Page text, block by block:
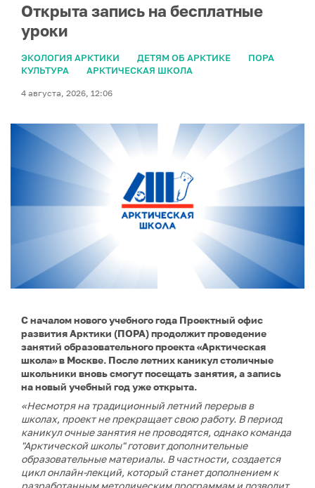
Открыта запись на бесплатные
уроки
ЭКОЛОГИЯ АРКТИКИ ДЕТЯМ ОБ АРКТИКЕ
ПОРА
КУЛЬТУРА
АРКТИЧЕСКАЯ ШКОЛА
4 августа, 2026, 12:06
С началом нового учебного года Проектный офис
развития Арктики (ПОРА) продолжит проведение
занятий образовательного проекта «Арктическая
школа» в Москве. После летних каникул столичные
школьники вновь смогут посещать занятия, а запись
на новый учебный год уже открыта.
«Несмотря на традиционный летний перерыв в
школах, проект не прекращает свою работу. В период
каникул очные занятия не проводятся, однако команда
"Арктической школы" готовит дополнительные
образовательные материалы. В частности, создается
цикл онлайн-лекций, который станет дополнением к
разработанным методическим программам и позволит